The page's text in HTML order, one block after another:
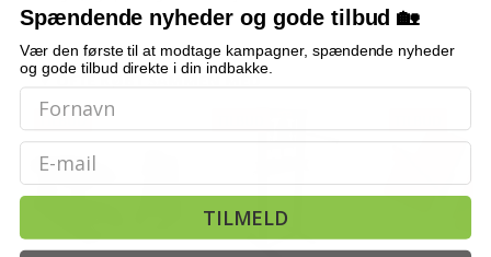
OFTE KØBT SAMMEN MED
TILBUD
Spændende nyheder og gode tilbud 🏡
Vær den første til at modtage kampagner, spændende nyheder
og gode tilbud direkte i din indbakke.
Email
TILMELD